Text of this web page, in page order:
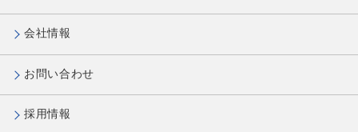
会社情報
お問い合わせ
採用情報